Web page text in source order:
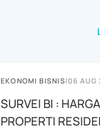
EKONOMI BISNIS|06 AUG
SURVEI BI : HARGA
PROPERTI